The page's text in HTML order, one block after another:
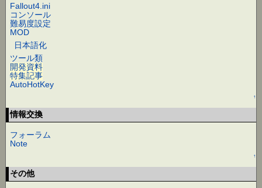
Fallout4.ini
コンソール
難易度設定
MOD
日本語化
ツール類
開発資料
特集記事
AutoHotKey
↑
情報交換
フォーラム
Note
↑
その他